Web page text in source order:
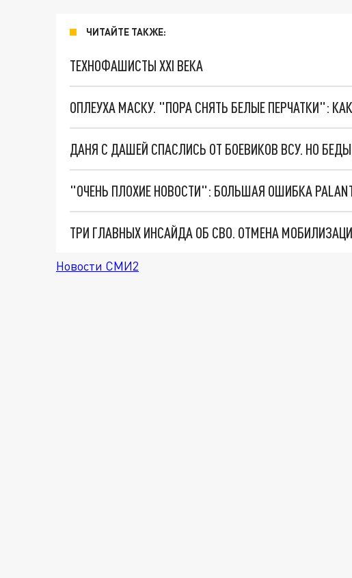
ЧИТАЙТЕ ТАКЖЕ:
ТЕХНОФАШИСТЫ XXI ВЕКА
ОПЛЕУХА МАСКУ. "ПОРА СНЯТЬ БЕЛЫЕ ПЕРЧАТКИ":
ДАНЯ С ДАШЕЙ СПАСЛИСЬ ОТ БОЕВИКОВ ВСУ. НО
Новости СМИ2